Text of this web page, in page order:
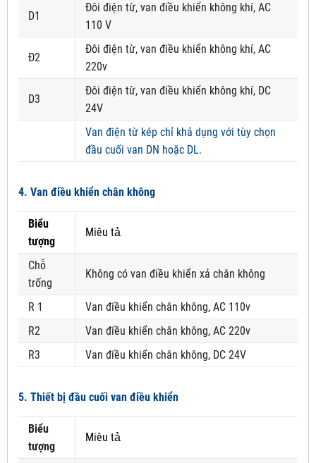
D1
Đôi điện từ, van điều khiển không khí, AC
110 V
Đ2
Đôi điện từ, van điều khiển không khí, AC
220v
D3
Đôi điện từ, van điều khiển không khí, DC
24V
Van điện từ kép chỉ khả dụng với tùy chọn
đầu cuối van DN hoặc DL.
4. Van điều khiển chân không
Biểu
tượng
Miêu tả
Chỗ
trống
Không có van điều khiển xả chân không
R 1
Van điều khiển chân không, AC 110v
R2
Van điều khiển chân không, AC 220v
R3
Van điều khiển chân không, DC 24V
5. Thiết bị đầu cuối van điều khiển
Biểu
tượng
Miêu tả